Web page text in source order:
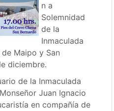
n a
Solemnidad
de la
Inmaculada
Maipo y San
diciembre.
de la Inmaculada
Juan Ignacio
en compañía de